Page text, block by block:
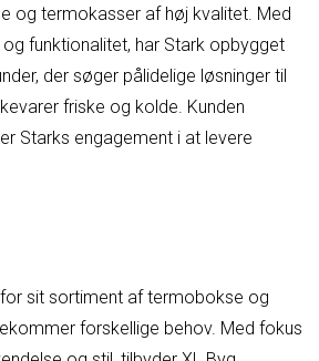
og termokasser af høj kvalitet. Med
funktionalitet, har Stark opbygget
der søger pålidelige løsninger til
friske og kolde. Kunden
Starks engagement i at levere
sit sortiment af termobokse og
forskellige behov. Med fokus